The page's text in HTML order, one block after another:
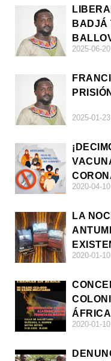
BADJÁ
2025-06-20
2025-01-23
2020-04-10
LA
2020-01-10
ÁFRICA
2020-01-10